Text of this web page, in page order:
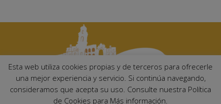
Ayuntamiento de Palma del Río. Plaza Mayor de Andalucía, 1 C.P:
14700 – Palma del Río (Córdoba)
Esta web utiliza cookies propias y de terceros para ofrecerle
una mejor experiencia y servicio. Si continúa navegando,
consideramos que acepta su uso. Consulte nuestra Política
de Cookies para Más información.